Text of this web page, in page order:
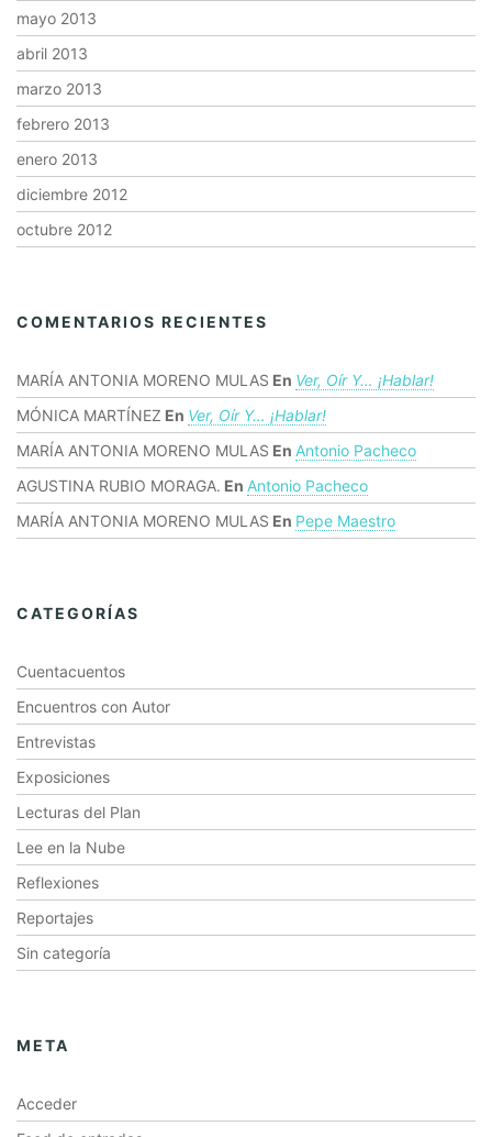
mayo 2013
abril 2013
marzo 2013
febrero 2013
enero 2013
diciembre 2012
octubre 2012
COMENTARIOS RECIENTES
MARÍA ANTONIA MORENO MULAS En Ver, Oír Y… ¡hablar!
MÓNICA MARTÍNEZ En Ver, Oír Y… ¡hablar!
MARÍA ANTONIA MORENO MULAS En Antonio Pacheco
AGUSTINA RUBIO MORAGA. En Antonio Pacheco
MARÍA ANTONIA MORENO MULAS En Pepe Maestro
CATEGORÍAS
Cuentacuentos
Encuentros con Autor
Entrevistas
Exposiciones
Lecturas del Plan
Lee en la Nube
Reflexiones
Reportajes
Sin categoría
META
Acceder